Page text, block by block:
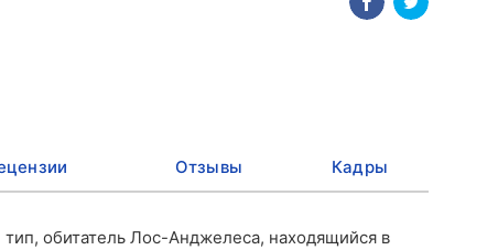
Отзывы Кадры
обитатель Лос-Анджелеса, находящийся в